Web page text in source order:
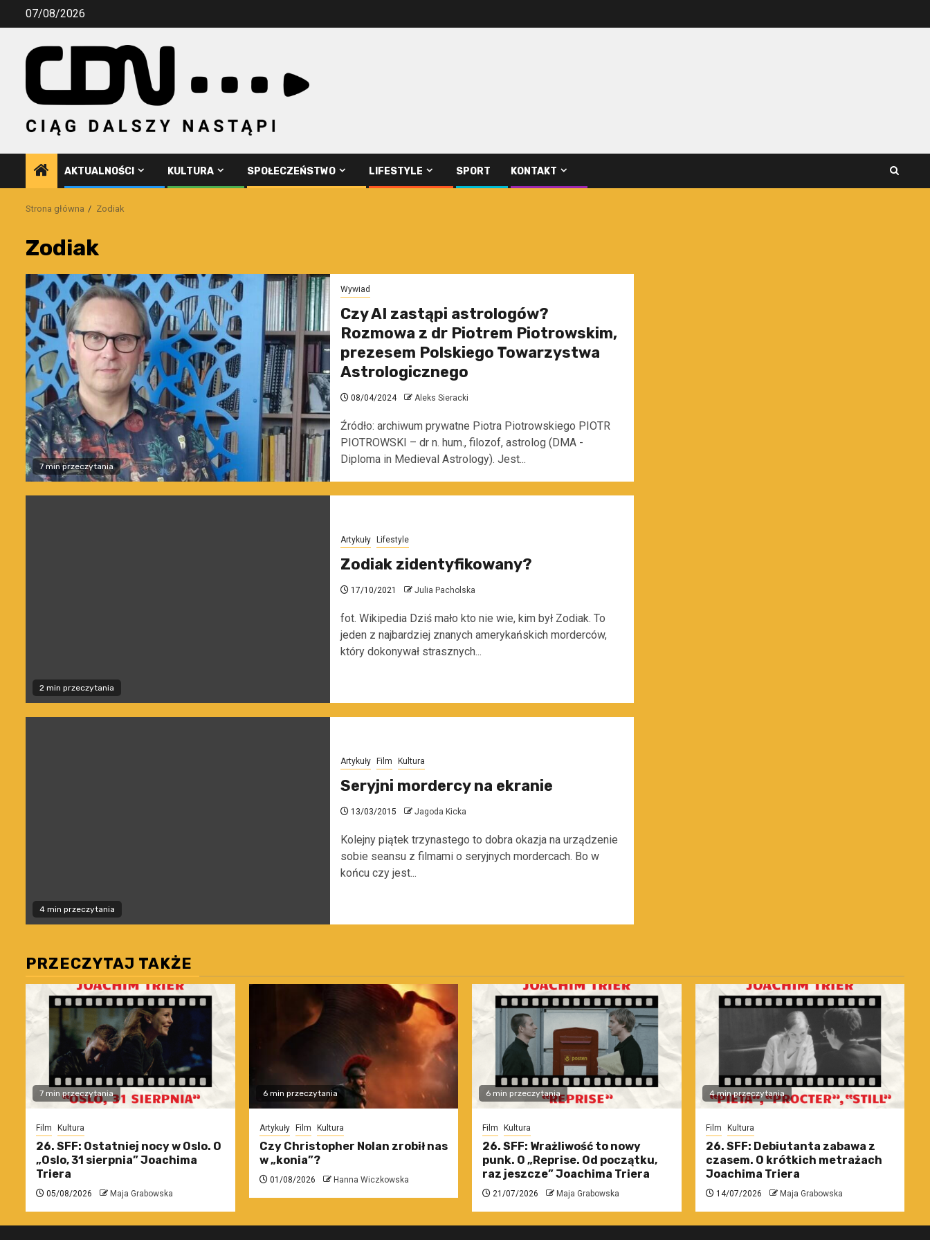
Przejdź07/08/2026
AKTUALNOŚCI KULTURA SPOŁECZEŃSTWO LIFESTYLE SPORT KONTAKT
Strona główna Zodiak
Zodiak
7 min przeczytania
Wywiad
Czy AI zastąpi astrologów?
Rozmowa z dr Piotrem Piotrowskim,
prezesem Polskiego Towarzystwa
Astrologicznego
08/04/2024 Aleks Sieracki
Źródło: archiwum prywatne Piotra Piotrowskiego PIOTR
PIOTROWSKI – dr n. hum., filozof, astrolog (DMA -
Diploma in Medieval Astrology). Jest...
2 min przeczytania
Artykuły Lifestyle
Zodiak zidentyfikowany?
17/10/2021 Julia Pacholska
fot. Wikipedia Dziś mało kto nie wie, kim był Zodiak. To
jeden z najbardziej znanych amerykańskich morderców,
który dokonywał strasznych...
4 min przeczytania
Artykuły Film Kultura
Seryjni mordercy na ekranie
13/03/2015 Jagoda Kicka
Kolejny piątek trzynastego to dobra okazja na urządzenie
sobie seansu z filmami o seryjnych mordercach. Bo w
końcu czy jest...
PRZECZYTAJ TAKŻE
7 min przeczytania
Film Kultura
26. SFF: Ostatniej nocy w Oslo. O
„Oslo, 31 sierpnia” Joachima
Triera
05/08/2026 Maja Grabowska
6 min przeczytania
Artykuły Film Kultura
Czy Christopher Nolan zrobił nas
w „konia”?
01/08/2026 Hanna Wiczkowska
6 min przeczytania
Film Kultura
26. SFF: Wrażliwość to nowy
punk. O „Reprise. Od początku,
raz jeszcze” Joachima Triera
21/07/2026 Maja Grabowska
4 min przeczytania
Film Kultura
26. SFF: Debiutanta zabawa z
czasem. O krótkich metrażach
Joachima Triera
14/07/2026 Maja Grabowska